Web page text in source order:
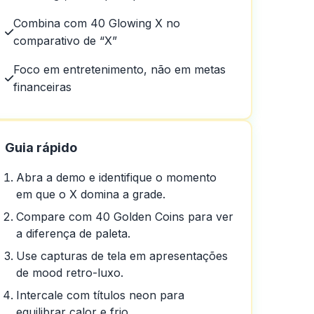
Combina com 40 Glowing X no
comparativo de “X”
Foco em entretenimento, não em metas
financeiras
Guia rápido
Abra a demo e identifique o momento
em que o X domina a grade.
Compare com 40 Golden Coins para ver
a diferença de paleta.
Use capturas de tela em apresentações
de mood retro-luxo.
Intercale com títulos neon para